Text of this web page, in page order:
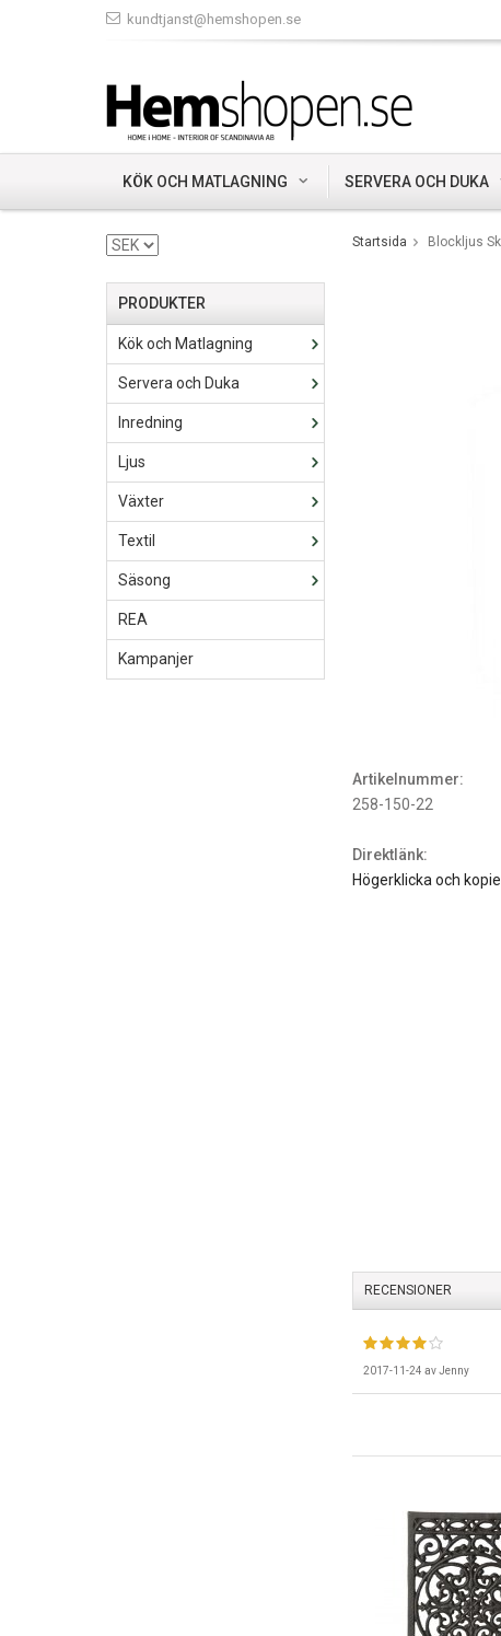
kundtjanst@hemshopen.se
KÖK OCH MATLAGNING SERVERA OCH DUKA
PRODUKTER
Kök och Matlagning
Servera och Duka
Inredning
Ljus
Växter
Textil
Säsong
REA
Kampanjer
Startsida Blockljus
Artikelnummer:
258-150-22
Direktlänk:
Högerklicka och
RECENSIONER
2017-11-24 avJenny